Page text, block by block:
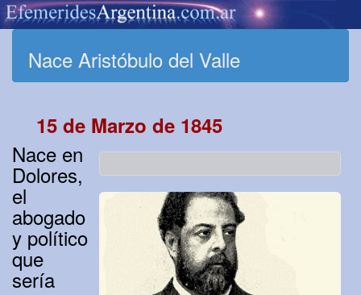
Nace Aristóbulo del Valle
15 de Marzo de 1845
Nace en
Dolores,
el
abogado
y político
que
sería